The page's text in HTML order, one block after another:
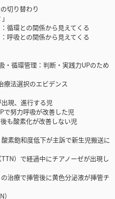
切り替わり
循環との関係から見えてくる
呼吸との関係から見えてくる
循環管理：判断・実践力UPのため
法選択のエビデンス
現、進行する児
で努力呼吸が改善した児
も酸素化が改善しない児
素飽和度低下が主訴で新生児搬送に
）で経過中にチアノーゼが出現し
治療で挿管後に黄色分泌液が挿管チ